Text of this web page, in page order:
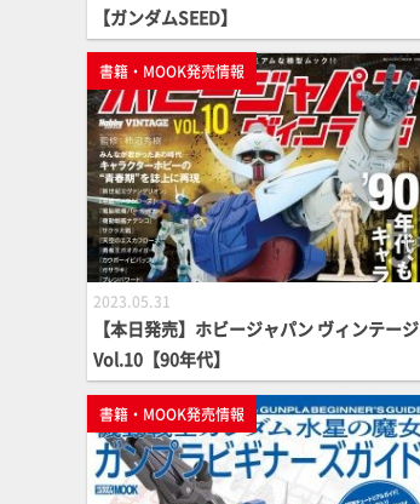
【ガンダムSEED】
書籍・MOOK発売情報
2023.05.31
【本日発売】ホビージャパン ヴィンテージ
Vol.10【90年代】
書籍・MOOK発売情報